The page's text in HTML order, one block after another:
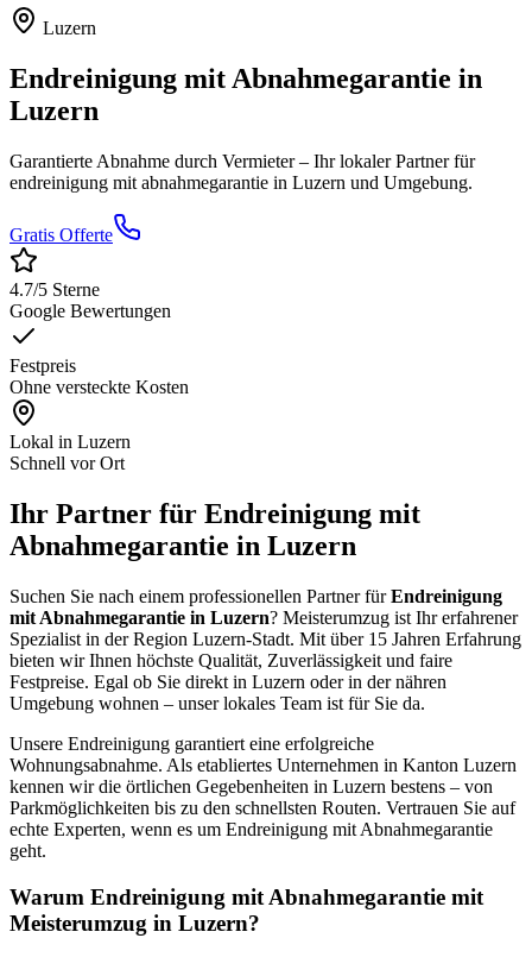
Luzern
Endreinigung mit Abnahmegarantie in
Luzern
Garantierte Abnahme durch Vermieter– Ihr lokaler Partner für
endreinigung mit abnahmegarantie in Luzern und Umgebung.
Gratis Offerte
4.7/5 Sterne
Google Bewertungen
Festpreis
Ohne versteckte Kosten
Lokal in Luzern
Schnell vor Ort
Ihr Partner für Endreinigung mit
Abnahmegarantie in Luzern
Suchen Sie nach einem professionellen Partner fürEndreinigung
mit Abnahmegarantie in Luzern? Meisterumzug ist Ihr erfahrener
Spezialist in der Region Luzern-Stadt. Mit über 15 Jahren Erfahrung
bieten wir Ihnen höchste Qualität, Zuverlässigkeit und faire
Festpreise. Egal ob Sie direkt in Luzern oder in der nähren
Umgebung wohnen – unser lokales Team ist für Sie da.
Unsere Endreinigung garantiert eine erfolgreiche
Wohnungsabnahme. Als etabliertes Unternehmen in Kanton Luzern
kennen wir die örtlichen Gegebenheiten in Luzern bestens – von
Parkmöglichkeiten bis zu den schnellsten Routen. Vertrauen Sie auf
echte Experten, wenn es um Endreinigung mit Abnahmegarantie
geht.
Warum Endreinigung mit Abnahmegarantie mit
Meisterumzug in Luzern?